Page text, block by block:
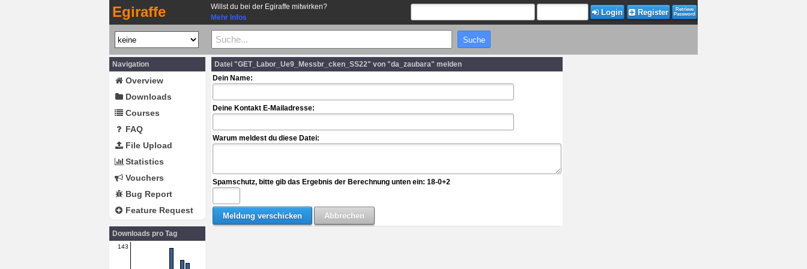
Egiraffe
Willst du bei der Egiraffe mitwirken?
Mehr Infos
Login Register
Retrieve
Password
Navigation
Overview
Downloads
Courses
FAQ
File Upload
Statistics
Vouchers
Bug Report
Feature Request
Downloads pro Tag
143
Datei "GET_Labor_Ue9_Messbr_cken_SS22" von "da_zaubara" melden
Dein Name:
Deine Kontakt E-Mailadresse:
Warum meldest du diese Datei:
Spamschutz, bitte gib das Ergebnis der Berechnung unten ein: 18-0+2